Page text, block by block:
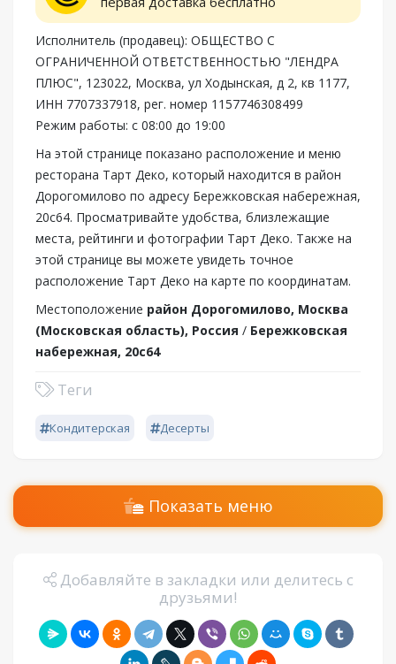
Исполнитель (продавец): ОБЩЕСТВО С
ОГРАНИЧЕННОЙ ОТВЕТСТВЕННОСТЬЮ "ЛЕНДРА
ПЛЮС", 123022, Москва, ул Ходынская, д 2, кв 1177,
ИНН 7707337918, рег. номер 1157746308499
Режим работы: с 08:00 до 19:00
На этой странице показано расположение и меню
ресторана Тарт Деко, который находится в район
Дорогомилово по адресу Бережковская набережная,
20с64. Просматривайте удобства, близлежащие
места, рейтинги и фотографии Тарт Деко. Также на
этой странице вы можете увидеть точное
расположение Тарт Деко на карте по координатам.
Местоположение район Дорогомилово, Москва
(Московская область), Россия / Бережковская
набережная, 20с64
Теги
Кондитерская Десерты
Показать меню
Добавляйте в закладки или делитесь с
друзьями!